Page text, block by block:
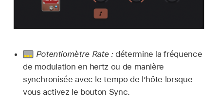
Potentiomètre Rate : détermine la fréquence
de modulation en hertz ou de manière
synchronisée avec le tempo de l’hôte lorsque
vous activez le bouton Sync.